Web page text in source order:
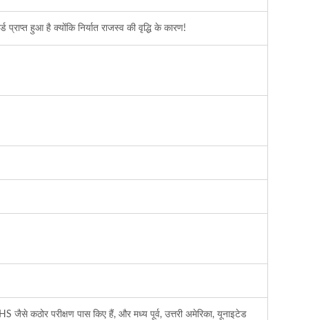
प्राप्त हुआ है क्योंकि निर्यात राजस्व की वृद्धि के कारण!
परीक्षण पास किए हैं, और मध्य पूर्व, उत्तरी अमेरिका, यूनाइटेड